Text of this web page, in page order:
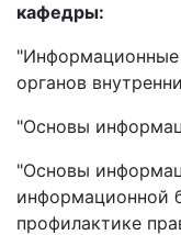
кафедры:
"Информационные
органов
"Основы
"Основы
информационной
профилактике